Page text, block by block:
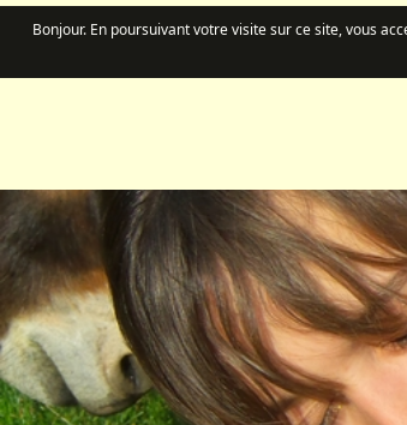
Bonjour. En poursuivant votre visite sur ce site, vous